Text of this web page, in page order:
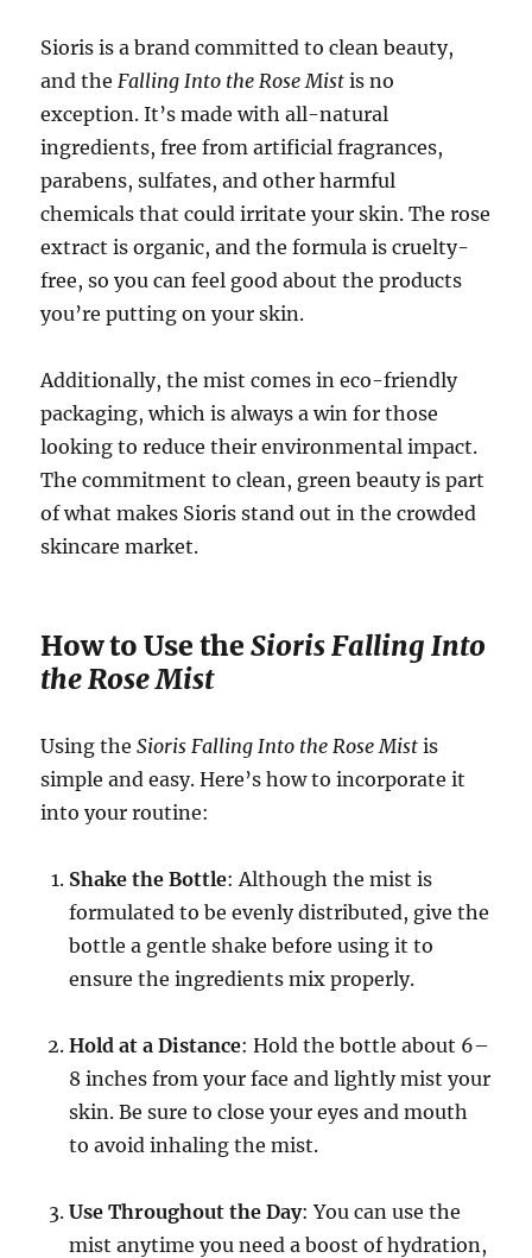
Sioris is a brand committed to clean beauty,
and the Falling Into the Rose Mist is no
exception. It’s made with all-natural
ingredients, free from artificial fragrances,
parabens, sulfates, and other harmful
chemicals that could irritate your skin. The rose
extract is organic, and the formula is cruelty-
free, so you can feel good about the products
you’re putting on your skin.
Additionally, the mist comes in eco-friendly
packaging, which is always a win for those
looking to reduce their environmental impact.
The commitment to clean, green beauty is part
of what makes Sioris stand out in the crowded
skincare market.
How to Use theSioris Falling Into
the Rose Mist
Using theSioris Falling Into the Rose Mist is
simple and easy. Here’s how to incorporate it
into your routine:
Shake the Bottle: Although the mist is
formulated to be evenly distributed, give the
bottle a gentle shake before using it to
ensure the ingredients mix properly.
Hold at a Distance: Hold the bottle about 6–
8 inches from your face and lightly mist your
skin. Be sure to close your eyes and mouth
to avoid inhaling the mist.
Use Throughout the Day: You can use the
mist anytime you need a boost of hydration,